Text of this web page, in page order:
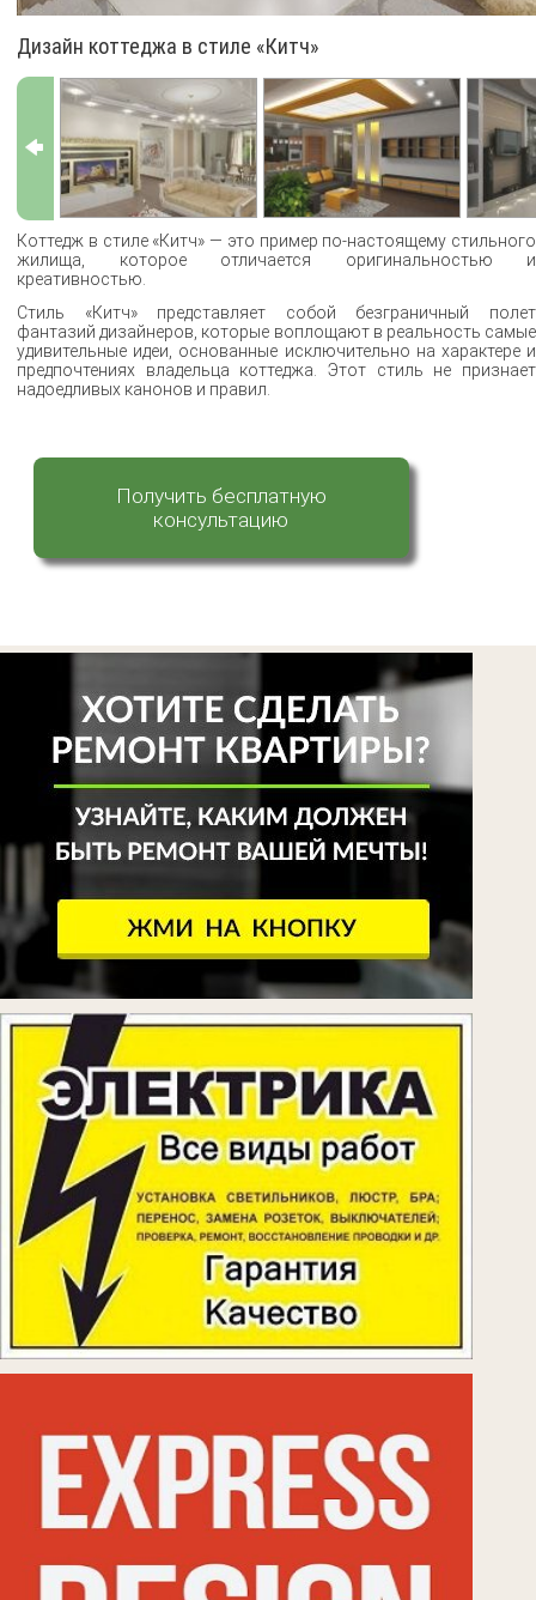
Дизайн коттеджа в стиле «Китч»
Коттедж в стиле «Китч» — это пример по-настоящему стильного
жилища, которое отличается оригинальностью и
креативностью.
Стиль «Китч» представляет собой безграничный полет
фантазий дизайнеров, которые воплощают в реальность самые
удивительные идеи, основанные исключительно на характере и
предпочтениях владельца коттеджа. Этот стиль не признает
надоедливых канонов и правил.
Получить бесплатную
консультацию